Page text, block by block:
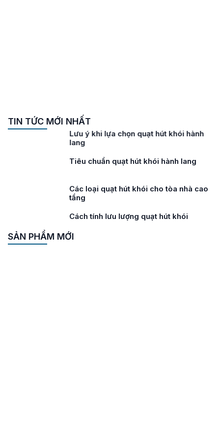
TIN TỨC MỚI NHẤT
Lưu ý khi lựa chọn quạt hút khói hành
lang
Tiêu chuẩn quạt hút khói hành lang
Các loại quạt hút khói cho tòa nhà cao
tầng
Cách tính lưu lượng quạt hút khói
SẢN PHẨM MỚI